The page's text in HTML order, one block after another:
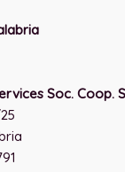
Soc. Coop.